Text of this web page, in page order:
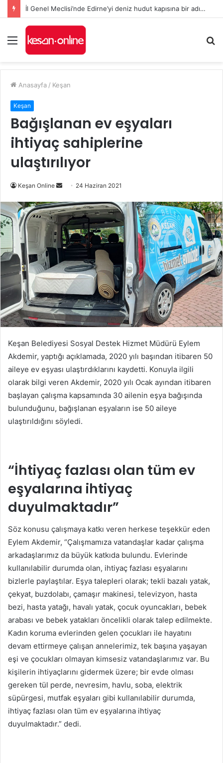
İl Genel Meclisi’nde Edirne’yi deniz hudut kapısına bir adım daha yaklaştıran Enez Limanı kararı
Menü
...
Anasayfa / Keşan
Keşan
Bağışlanan ev eşyaları
ihtiyaç sahiplerine
ulaştırılıyor
Keşan Online
Bir
posta
göndermek
24 Haziran 2021
Keşan Belediyesi Sosyal Destek Hizmet Müdürü Eylem
Akdemir, yaptığı açıklamada, 2020 yılı başından itibaren 50
aileye ev eşyası ulaştırdıklarını kaydetti. Konuyla ilgili
olarak bilgi veren Akdemir, 2020 yılı Ocak ayından itibaren
başlayan çalışma kapsamında 30 ailenin eşya bağışında
bulunduğunu, bağışlanan eşyaların ise 50 aileye
ulaştırıldığını söyledi.
“İhtiyaç fazlası olan tüm ev
eşyalarına ihtiyaç
duyulmaktadır”
Söz konusu çalışmaya katkı veren herkese teşekkür eden
Eylem Akdemir, “Çalışmamıza vatandaşlar kadar çalışma
arkadaşlarımız da büyük katkıda bulundu. Evlerinde
kullanılabilir durumda olan, ihtiyaç fazlası eşyalarını
bizlerle paylaştılar. Eşya talepleri olarak; tekli bazalı yatak,
çekyat, buzdolabı, çamaşır makinesi, televizyon, hasta
bezi, hasta yatağı, havalı yatak, çocuk oyuncakları, bebek
arabası ve bebek yatakları öncelikli olarak talep edilmekte.
Kadın koruma evlerinden gelen çocukları ile hayatını
devam ettirmeye çalışan annelerimiz, tek başına yaşayan
eşi ve çocukları olmayan kimsesiz vatandaşlarımız var. Bu
kişilerin ihtiyaçlarını gidermek üzere; bir evde olması
gereken tül perde, nevresim, havlu, soba, elektrik
süpürgesi, mutfak eşyaları gibi kullanılabilir durumda,
ihtiyaç fazlası olan tüm ev eşyalarına ihtiyaç
duyulmaktadır.” dedi.